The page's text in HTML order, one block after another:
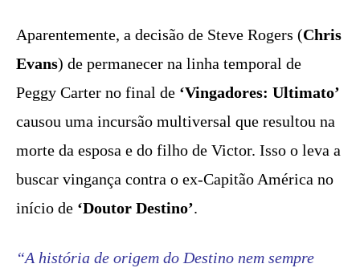
Aparentemente, a decisão de Steve Rogers (Chris
Evans) de permanecer na linha temporal de
Peggy Carter no final de ‘Vingadores: Ultimato’
causou uma incursão multiversal que resultou na
morte da esposa e do filho de Victor. Isso o leva a
buscar vingança contra o ex-Capitão América no
início de ‘Doutor Destino’.
“A história de origem do Destino nem sempre